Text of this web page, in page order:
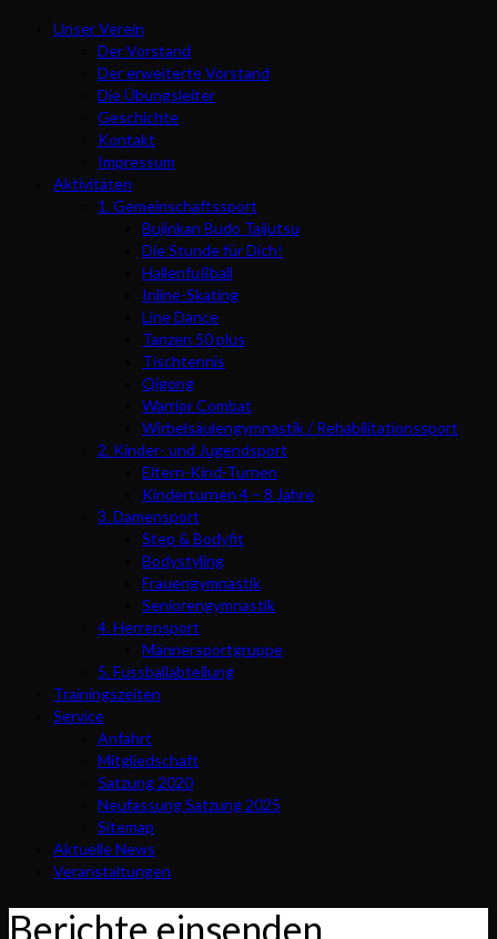
Unser Verein
Der Vorstand
Der erweiterte Vorstand
Die Übungsleiter
Geschichte
Kontakt
Impressum
Aktivitäten
1. Gemeinschaftssport
Bujinkan Budo Taijutsu
Die Stunde für Dich!
Hallenfußball
Inline-Skating
Line Dance
Tanzen 50 plus
Tischtennis
Qigong
Warrior Combat
Wirbelsäulengymnastik / Rehabilitationssport
2. Kinder- und Jugendsport
Eltern-Kind-Turnen
Kinderturnen 4 – 8 Jahre
3. Damensport
Step & Bodyfit
Bodystyling
Frauengymnastik
Seniorengymnastik
4. Herrensport
Männersportgruppe
5. Fussballabteilung
Trainingszeiten
Service
Anfahrt
Mitgliedschaft
Satzung 2020
Neufassung Satzung 2025
Sitemap
Aktuelle News
Veranstaltungen
Berichte einsenden